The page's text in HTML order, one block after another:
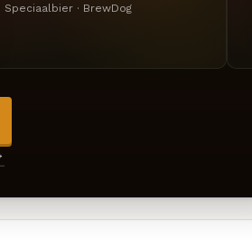
Speciaalbier · BrewDog